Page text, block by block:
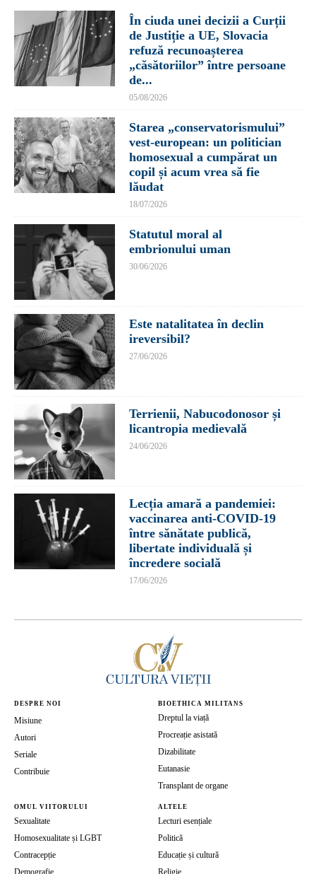
În ciuda unei decizii a Curții
de Justiție a UE, Slovacia
refuză recunoașterea
„căsătoriilor” între persoane
de...
05/08/2026
Starea „conservatorismului”
vest-european: un politician
homosexual a cumpărat un
copil și acum vrea să fie
lăudat
18/07/2026
Statutul moral al
embrionului uman
30/06/2026
Este natalitatea în declin
ireversibil?
27/06/2026
Terrienii, Nabucodonosor și
licantropia medievală
24/06/2026
Lecția amară a pandemiei:
vaccinarea anti-COVID-19
între sănătate publică,
libertate individuală și
încredere socială
17/06/2026
DESPRE NOI
Misiune
Autori
Seriale
Contribuie
BIOETHICA MILITANS
Dreptul la viață
Procreație asistată
Dizabilitate
Eutanasie
Transplant de organe
OMUL VIITORULUI
Sexualitate
Homosexualitate și LGBT
Contracepție
ALTELE
Lecturi esențiale
Politică
Educație și cultură